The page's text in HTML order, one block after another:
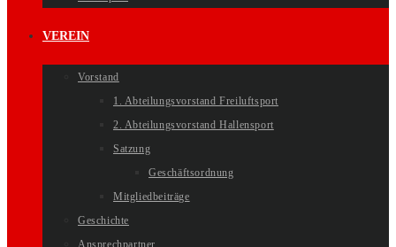
VEREIN
Vorstand
1. Abteilungsvorstand Freiluftsport
2. Abteilungsvorstand Hallensport
Satzung
Geschäftsordnung
Mitgliedbeiträge
Geschichte
Ansprechpartner